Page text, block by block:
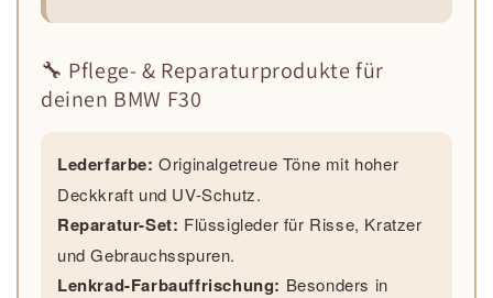
🔧 Pflege- & Reparaturprodukte für
deinen BMW F30
Lederfarbe: Originalgetreue Töne mit hoher
Deckkraft und UV-Schutz.
Reparatur-Set: Flüssigleder für Risse, Kratzer
und Gebrauchsspuren.
Lenkrad-Farbauffrischung: Besonders in